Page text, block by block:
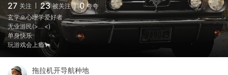
27 关注 23 被关注 0 夸夸
玄学🙏心理学爱好者
无业游民(>﹏<)
单身快乐
玩游戏会上瘾🐂
拖拉机开导航种地